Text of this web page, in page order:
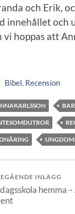
och Erik,
innehållet och
vi hoppas att
Bibel, Recension
INLÄGG
hemma